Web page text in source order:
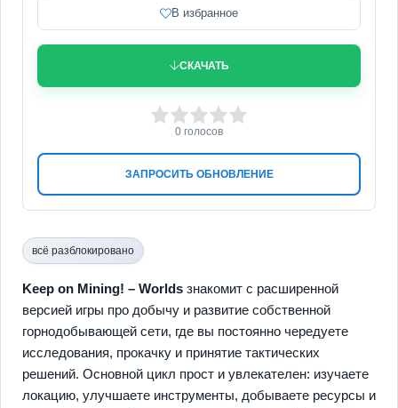
В избранное
СКАЧАТЬ
ЗАПРОСИТЬ ОБНОВЛЕНИЕ
3 4 5
0 голосов
всё разблокировано
Keep on Mining! – Worlds знакомит с расширенной
версией игры про добычу и развитие собственной
горнодобывающей сети, где вы постоянно чередуете
исследования, прокачку и принятие тактических
решений. Основной цикл прост и увлекателен: изучаете
локацию, улучшаете инструменты, добываете ресурсы и